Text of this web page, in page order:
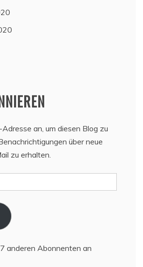
an, um diesen Blog zu
über neue
zu erhalten.
anderen Abonnenten an